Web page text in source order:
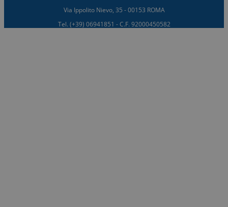
Via Ippolito Nievo, 35 - 00153 ROMA
Tel. (+39) 06941851 - C.F. 92000450582